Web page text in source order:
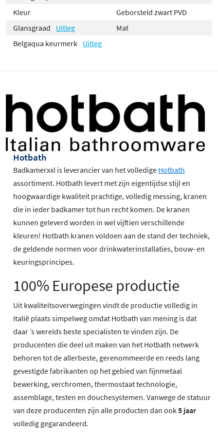
Kleur
Geborsteld zwart PVD
Glansgraad
Uitleg
Mat
Belgaqua keurmerk Uitleg
Hotbath
Badkamerxxl is leverancier van het volledige Hotbath
assortiment. Hotbath levert met zijn eigentijdse stijl en
hoogwaardige kwaliteit prachtige, volledig messing, kranen
die in ieder badkamer tot hun recht komen. De kranen
kunnen geleverd worden in wel vijftien verschillende
kleuren! Hotbath kranen voldoen aan de stand der techniek,
de geldende normen voor drinkwaterinstallaties, bouw- en
keuringsprincipes.
100% Europese productie
Uit kwaliteitsoverwegingen vindt de productie volledig in
Italië plaats simpelweg omdat Hotbath van mening is dat
daar ’s werelds beste specialisten te vinden zijn. De
producenten die deel uit maken van het Hotbath netwerk
behoren tot de allerbeste, gerenommeerde en reeds lang
gevestigde fabrikanten op het gebied van fijnmetaal
bewerking, verchromen, thermostaat technologie,
assemblage, testen en douchesystemen. Vanwege de statuur
van deze producenten zijn alle producten dan ook5 jaar
volledig gegarandeerd.